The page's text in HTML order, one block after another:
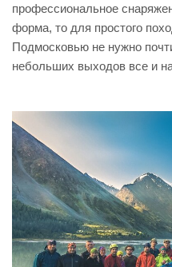
профессиональное
форма, то для простого
Подмосковью не нужно
небольших выходов все и